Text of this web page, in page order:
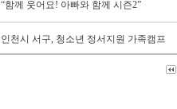
“함께 웃어요! 아빠와 함께 시즌2”
인천시 서구, 청소년 정서지원 가족캠프